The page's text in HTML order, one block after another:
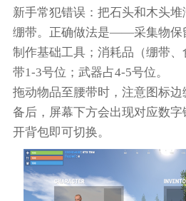
新手常犯错误：把石头和木头
绷带。正确做法是——采集物保
制作基础工具；消耗品（绷带
带1-3号位；武器占4-5号位。
拖动物品至腰带时，注意图标
备后，屏幕下方会出现对应数
开背包即可切换。